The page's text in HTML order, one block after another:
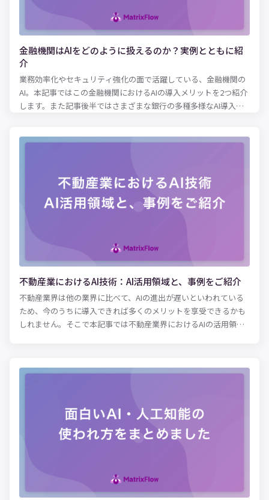
金融機関はAIをどのように扱えるのか？実例とともに紹
介
業務効率化やセキュリティ強化の面で活躍している、金融機関の
AI。本記事ではこの金融機関におけるAIの導入メリットを2つ紹介
します。また記事後半ではさまざまな銀行の多種多様なAI導入事
不動産業におけるAI技術：AI活用領域と、事例をご紹介
不動産業界は他の業界に比べて、AIの進出が遅いといわれている
ため、今のうちに導入できれば多くのメリットを享受できるかも
しれません。そこで本記事では不動産業界におけるAIの活用領域